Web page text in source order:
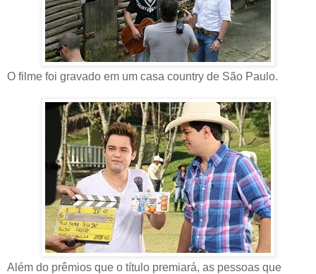
O filme foi gravado em um casa country de São Paulo.
Além do prêmios que o título premiará, as pessoas que